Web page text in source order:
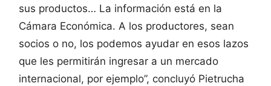
sus productos… La información está en la
Cámara Económica. A los productores, sean
socios o no, los podemos ayudar en esos lazos
que les permitirán ingresar a un mercado
internacional, por ejemplo”, concluyó Pietrucha